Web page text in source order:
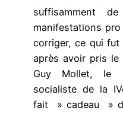
suffisamment
manifestations
corriger, ce qui
après avoir pris le
Guy Mollet, le
socialiste de la
fait » cadeau »